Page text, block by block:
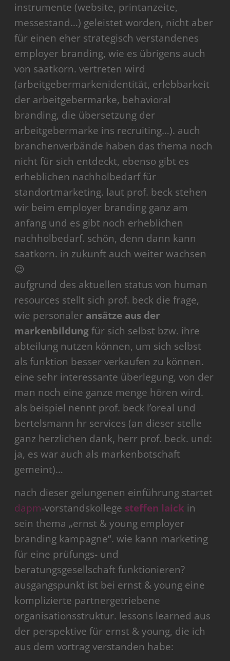
instrumente (website, printanzeite,
messestand…) geleistet worden, nicht aber
für einen eher strategisch verstandenes
employer branding, wie es übrigens auch
von saatkorn. vertreten wird
(arbeitgebermarkenidentität, erlebbarkeit
der arbeitgebermarke, behavioral
branding, die übersetzung der
arbeitgebermarke ins recruiting…). auch
branchenverbände haben das thema noch
nicht für sich entdeckt, ebenso gibt es
erheblichen nachholbedarf für
standortmarketing. laut prof. beck stehen
wir beim employer branding ganz am
anfang und es gibt noch erheblichen
nachholbedarf. schön, denn dann kann
saatkorn. in zukunft auch weiter wachsen
😉
aufgrund des aktuellen status von human
resources stellt sich prof. beck die frage,
wie personaler ansätze aus der
markenbildungfür sich selbst bzw. ihre
abteilung nutzen können, um sich selbst
als funktion besser verkaufen zu können.
eine sehr interessante überlegung, von der
man noch eine ganze menge hören wird.
als beispiel nennt prof. beck l’oreal und
bertelsmann hr services (an dieser stelle
ganz herzlichen dank, herr prof. beck. und:
ja, es war auch als markenbotschaft
gemeint)…
nach dieser gelungenen einführung startet
dapm-vorstandskollege steffen laick in
sein thema „ernst & young employer
branding kampagne“. wie kann marketing
für eine prüfungs- und
beratungsgesellschaft funktionieren?
ausgangspunkt ist bei ernst & young eine
komplizierte partnergetriebene
organisationsstruktur. lessons learned aus
der perspektive für ernst & young, die ich
aus dem vortrag verstanden habe: